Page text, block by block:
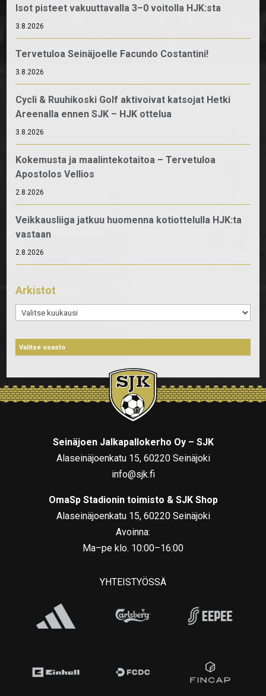
Isot pisteet vakuuttavalla 3–0 voitolla HJK:sta
3.8.2026
Tervetuloa Seinäjoelle Facundo Costantini!
3.8.2026
Cycli & Ruuhikoski Golf aktivoivat katsojat Hetki
Areenalla ennen SJK – HJK ottelua
3.8.2026
Kokemusta ja maalintekotaitoa – Tervetuloa
Apostolos Vellios
2.8.2026
Veikkausliiga jatkuu huomenna kotiottelulla HJK:ta
vastaan
2.8.2026
Arkistot
Arkistot
Seinäjoen Jalkapallokerho Oy – SJK
Alaseinäjoenkatu 15, 60220 Seinäjoki
info@sjk.fi
OmaSp Stadionin toimisto & SJK Shop
Alaseinäjoenkatu 15, 60220 Seinäjoki
Avoinna:
Ma–pe klo. 10:00–16:00
YHTEISTYÖSSÄ